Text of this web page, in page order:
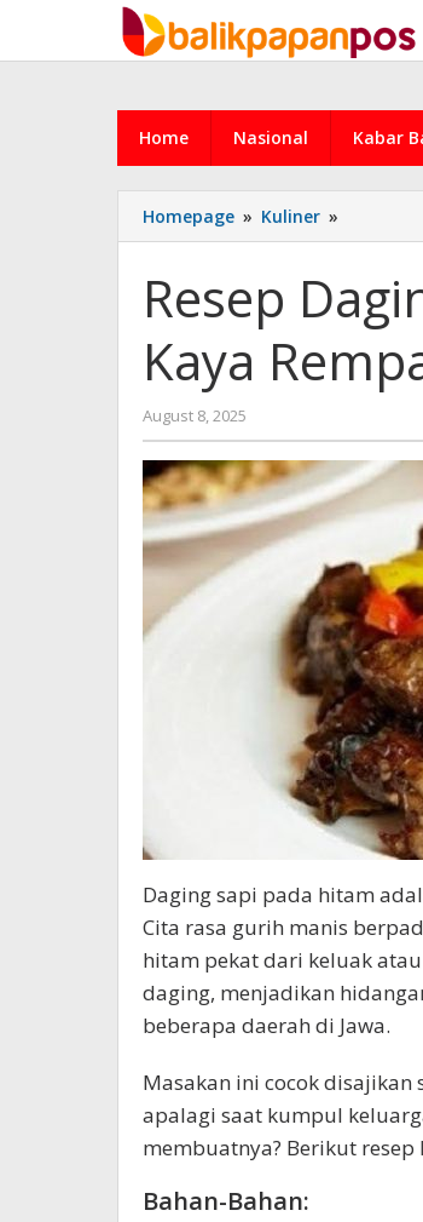
content
Home Nasional Kabar
Homepage » Kuliner »
Daging
Pada
Hitam:
Kaya
Rempah,
Bikin
Nagih!
Resep
Kaya
August 8, 2025
admin
Daging sapi pada hitam
Cita rasa gurih manis
hitam pekat dari keluak
daging, menjadikan
beberapa daerah di Jawa.
Masakan ini cocok
apalagi saat kumpul
membuatnya? Berikut
Bahan-Bahan: